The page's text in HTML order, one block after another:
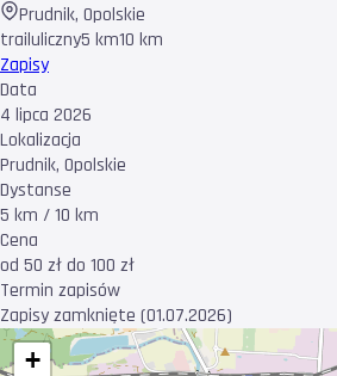
Prudnik, Opolskie
trailuliczny5 km10 km
Zapisy
Data
4 lipca 2026
Lokalizacja
Prudnik, Opolskie
Dystanse
5 km / 10 km
Cena
od 50 zł do 100 zł
Termin zapisów
Zapisy zamknięte (01.07.2026)
+